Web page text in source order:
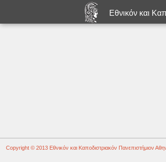
Εθνικόν και
Copyright © 2013 Εθνικόν και Καποδιστριακόν Πανεπιστήμιον